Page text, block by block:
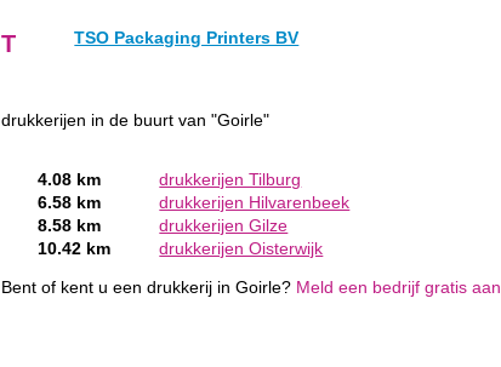
T TSO Packaging Printers BV
drukkerijen in de buurt van "Goirle"
4.08 km
drukkerijen Tilburg
6.58 km
drukkerijen Hilvarenbeek
8.58 km
drukkerijen Gilze
10.42 km
drukkerijen Oisterwijk
Bent of kent u een drukkerij in Goirle? Meld een bedrijf gratis aan